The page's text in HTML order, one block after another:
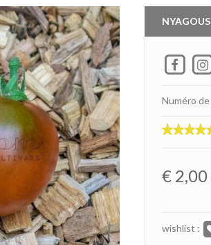
NYAGOUS
Numéro
€ 2,00
wishlist :